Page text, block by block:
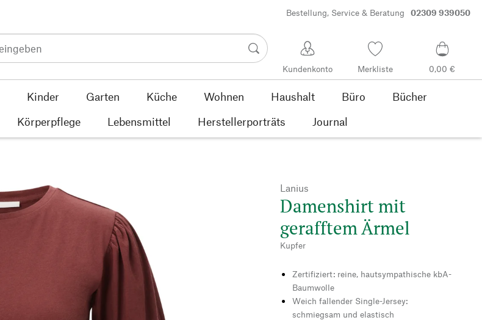
Bestellung, Service & Beratung 02309 939050
Kundenkonto Merkliste 0,00 €
Kinder Garten Küche Wohnen Haushalt Büro
Bücher
Körperpflege Lebensmittel Herstellerporträts Journal
Lanius
Damenshirt mit
gerafftem Ärmel
Kupfer
Zertifiziert: reine, hautsympathische kbA-
Baumwolle
Weich fallender Single-Jersey:
schmiegsam und elastisch